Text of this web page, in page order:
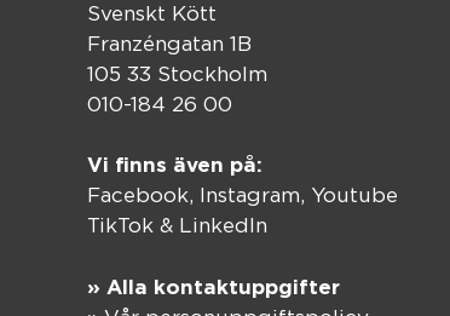
Svenskt Kött
Franzéngatan 1B
105 33 Stockholm
010-184 26 00
Vi finns även på:
Facebook, Instagram, Youtube
TikTok & LinkedIn
» Alla kontaktuppgifter